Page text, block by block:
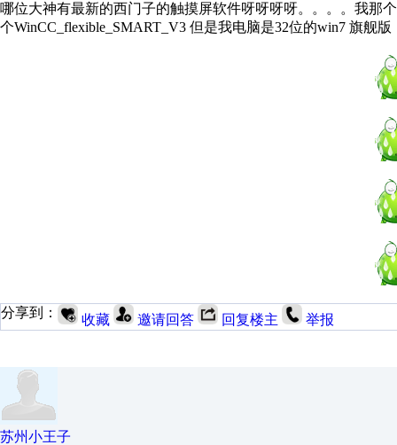
哪位大神有最新的西门子的触摸屏软件呀呀呀呀。。。。我那
个WinCC_flexible_SMART_V3 但是我电脑是32位的win7 旗舰
分享到： 收藏 邀请回答 回复楼主 举报
苏州小王子